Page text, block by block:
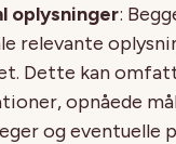
oplysninger:
relevante
Dette kan
opnåede
og eventuelle